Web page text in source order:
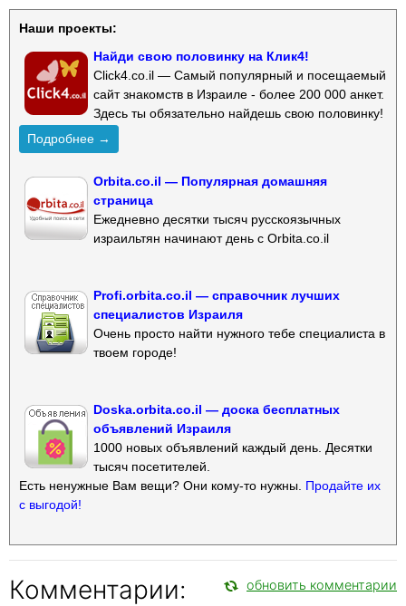
Наши проекты:
Найди свою половинку на Клик4!
Click4.co.il — Самый популярный и посещаемый
сайт знакомств в Израиле - более 200 000 анкет.
Здесь ты обязательно найдешь свою половинку!
Подробнее →
Orbita.co.il — Популярная домашняя
страница
Ежедневно десятки тысяч русскоязычных
израильтян начинают день с Orbita.co.il
Profi.orbita.co.il — справочник лучших
специалистов Израиля
Очень просто найти нужного тебе специалиста в
твоем городе!
Doska.orbita.co.il — доска бесплатных
объявлений Израиля
1000 новых объявлений каждый день. Десятки
тысяч посетителей.
Есть ненужные Вам вещи? Они кому-то нужны. Продайте их
с выгодой!
Комментарии: обновить комментарии